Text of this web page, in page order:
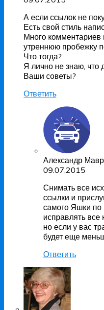
А если ссылок не
Есть свой стиль
Много комментариев
утреннюю пробежку
Что тогда?
Я лично не знаю, что
Ваши советы?
Ответить
Александр
09.07.2015
Снимать все
ссылки и
самого Яшки по
исправлять все
но если у вас
будет еще
Ответить